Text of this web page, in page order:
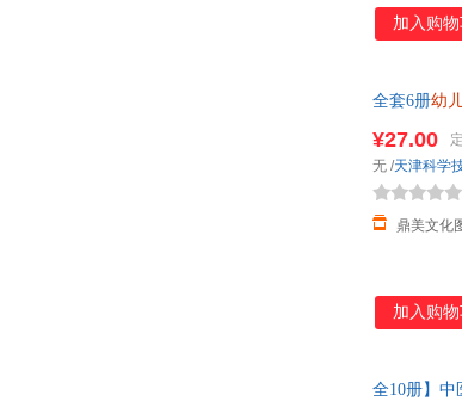
加入购
全套6册幼
¥27.00
鼎美文化
无 /天津科学
加入购
全10册】